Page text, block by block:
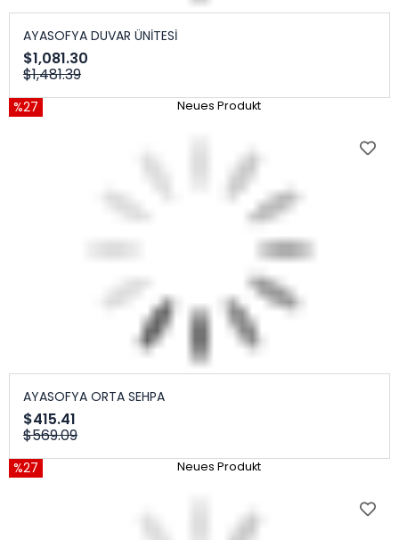
AYASOFYA DUVAR ÜNİTESİ
$1,081.30
$1,481.39
%27 Neues Produkt
AYASOFYA ORTA SEHPA
$415.41
$569.09
%27 Neues Produkt